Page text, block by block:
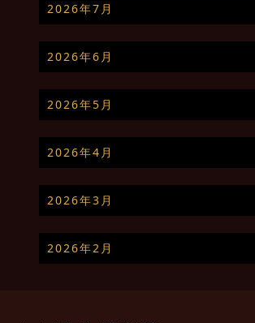
2026年7月
2026年6月
2026年5月
2026年4月
2026年3月
2026年2月